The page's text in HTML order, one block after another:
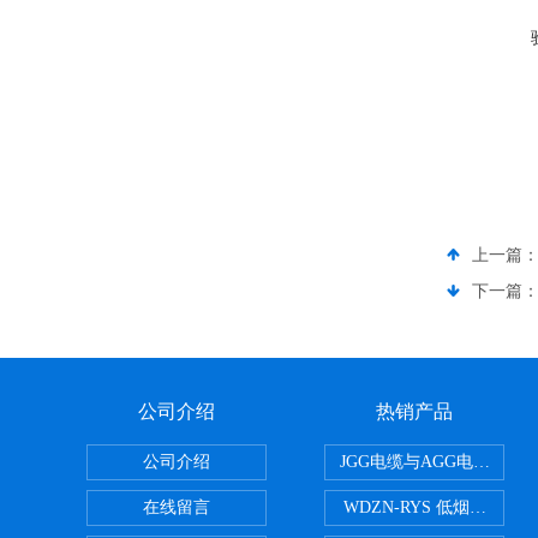
上一篇：
下一篇：
公司介绍
公司介绍
在线留言
热销产品
JGG电缆与AGG电缆有什
WDZN-RYS 低烟无卤耐